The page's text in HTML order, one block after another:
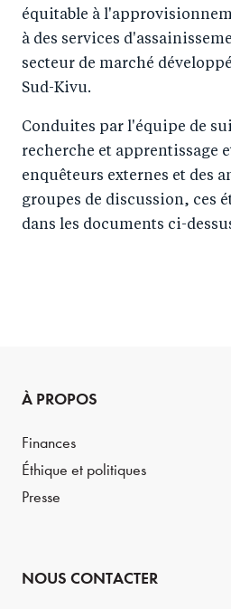
équitable à
à des services
secteur de marché
Sud-Kivu.
Conduites par l'équipe de
recherche et apprentissage
enquêteurs externes et des
groupes de discussion, ces
dans les documents ci-
À PROPOS
Finances
Éthique et politiques
Presse
NOUS CONTACTER